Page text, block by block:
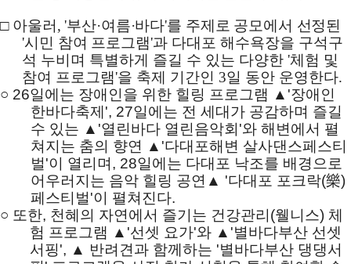
□ 아울러, '부산·여름·바다'를 주제로 공모에서 선정된
'시민 참여 프로그램'과 다대포 해수욕장을 구석구
석 누비며 특별하게 즐길 수 있는 다양한'체험 및
참여 프로그램'을 축제 기간인 3일 동안 운영한다.
○ 26일에는 장애인을 위한 힐링 프로그램 ▲ '장애인
한바다축제', 27일에는 전 세대가 공감하며 즐길
수 있는 ▲ '열린바다 열린음악회'와 해변에서 펼
쳐지는 춤의 향연 ▲ '다대포해변 살사댄스페스티
벌'이 열리며, 28일에는 다대포 낙조를 배경으로
어우러지는 음악 힐링 공연 ▲ '다대포 포크락(樂)
페스티벌'이 펼쳐진다.
○ 또한, 천혜의 자연에서 즐기는 건강관리(웰니스) 체
험 프로그램 ▲ '선셋 요가'와 ▲ '별바다부산 선셋
서핑', ▲ 반려견과 함께하는 '별바다부산 댕댕서